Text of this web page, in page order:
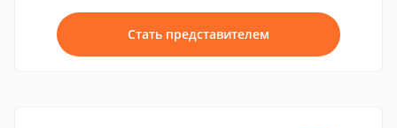
Стать представителем